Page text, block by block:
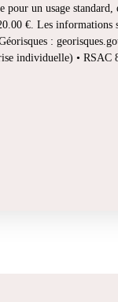
pour un usage
€. Les informations
:
individuelle) • RSAC